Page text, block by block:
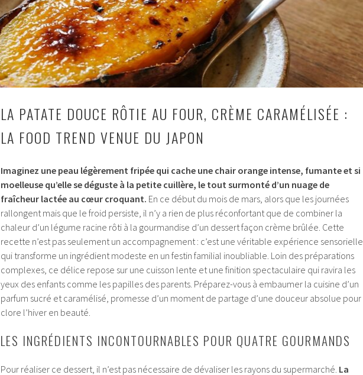
LA PATATE DOUCE RÔTIE AU FOUR, CRÈME CARAMÉLISÉE :
LA FOOD TREND VENUE DU JAPON
Imaginez une peau légèrement fripée qui cache une chair orange intense, fumante et si
moelleuse qu’elle se déguste à la petite cuillère, le tout surmonté d’un nuage de
fraîcheur lactée au cœur croquant. En ce début du mois de mars, alors que les journées
rallongent mais que le froid persiste, il n’y a rien de plus réconfortant que de combiner la
chaleur d’un légume racine rôti à la gourmandise d’un dessert façon crème brûlée. Cette
recette n’est pas seulement un accompagnement : c’est une véritable expérience sensorielle
qui transforme un ingrédient modeste en un festin familial inoubliable. Loin des préparations
complexes, ce délice repose sur une cuisson lente et une finition spectaculaire qui ravira les
yeux des enfants comme les papilles des parents. Préparez-vous à embaumer la cuisine d’un
parfum sucré et caramélisé, promesse d’un moment de partage d’une douceur absolue pour
clore l’hiver en beauté.
LES INGRÉDIENTS INCONTOURNABLES POUR QUATRE GOURMANDS
Pour réaliser ce dessert, il n’est pas nécessaire de dévaliser les rayons du supermarché. La